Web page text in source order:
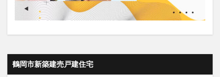
鶴岡市新築建売戸建住宅